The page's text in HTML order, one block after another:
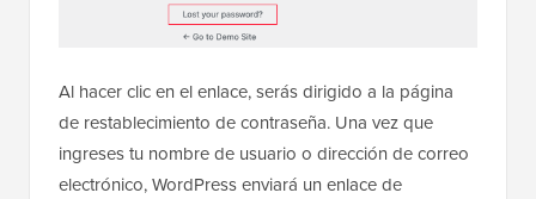
Al hacer clic en el enlace, serás dirigido a la página
de restablecimiento de contraseña. Una vez que
ingreses tu nombre de usuario o dirección de correo
electrónico, WordPress enviará un enlace de